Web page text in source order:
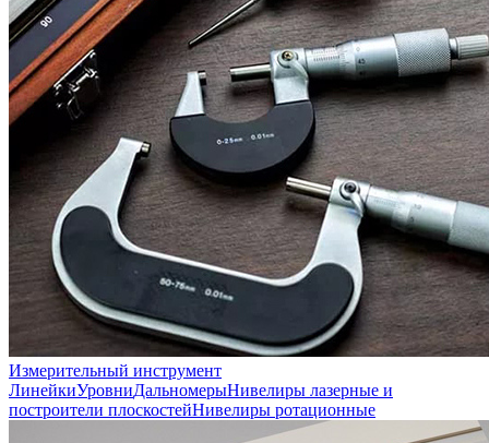
Измерительный инструмент
ЛинейкиУровниДальномерыНивелиры лазерные и
построители плоскостейНивелиры ротационные